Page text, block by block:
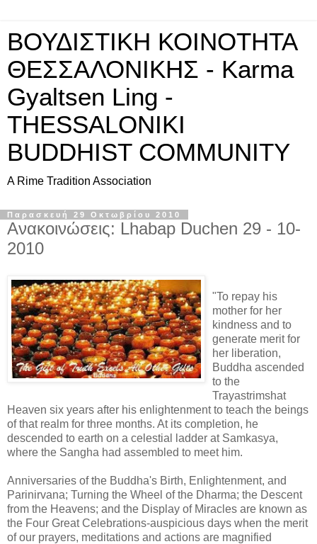
ΒΟΥΔΙΣΤΙΚΗ ΚΟΙΝΟΤΗΤΑ
ΘΕΣΣΑΛΟΝΙΚΗΣ - Karma
Gyaltsen Ling -
THESSALONIKI
BUDDHIST COMMUNITY
A Rime Tradition Association
Παρασκευή 29 Οκτωβρίου 2010
Ανακοινώσεις: Lhabap Duchen 29 - 10-
2010
"To repay his
mother for her
kindness and to
generate merit for
her liberation,
Buddha ascended
to the
Trayastrimshat
Heaven six years after his enlightenment to teach the beings
of that realm for three months. At its completion, he
descended to earth on a celestial ladder at Samkasya,
where the Sangha had assembled to meet him.
Anniversaries of the Buddha's Birth, Enlightenment, and
Parinirvana; Turning the Wheel of the Dharma; the Descent
from the Heavens; and the Display of Miracles are known as
the Four Great Celebrations-auspicious days when the merit
of our prayers, meditations and actions are magnified